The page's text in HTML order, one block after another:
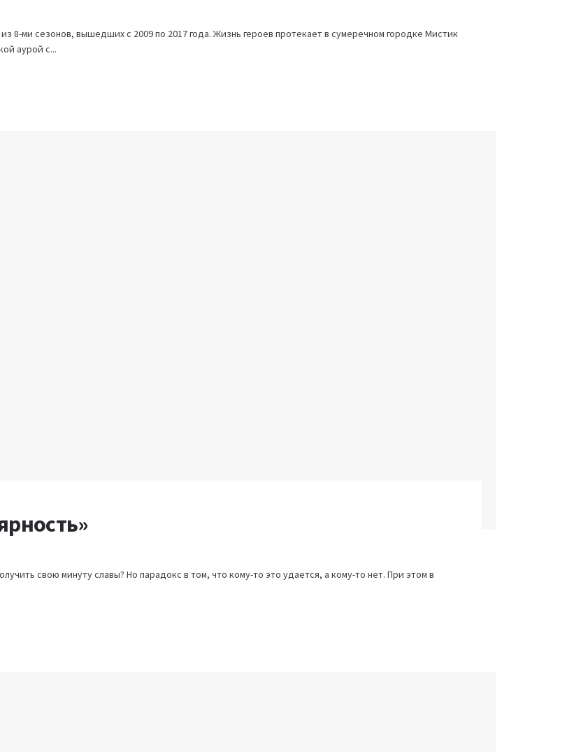
8-ми сезонов, вышедших с 2009 по 2017 года. Жизнь героев протекает в сумеречном городке Мистик
аурой с...
свою минуту славы? Но парадокс в том, что кому-то это удается, а кому-то нет. При этом в